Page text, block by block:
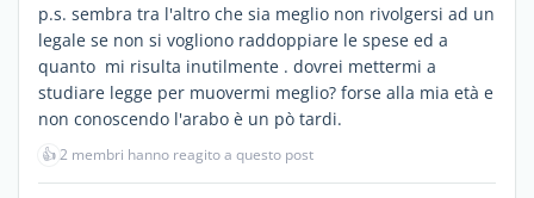
p.s. sembra tra l'altro che sia meglio non rivolgersi ad un
legale se non si vogliono raddoppiare le spese ed a
quanto mi risulta inutilmente . dovrei mettermi a
studiare legge per muovermi meglio? forse alla mia età e
non conoscendo l'arabo è un pò tardi.
👍2 membri hanno reagito a questo post